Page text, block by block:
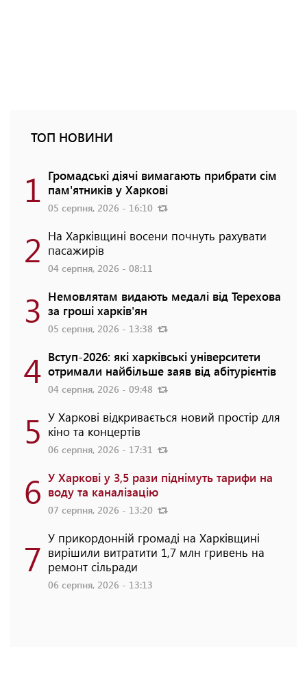
ТОП НОВИНИ
1 Громадські діячі вимагають прибрати сім
пам'ятників у Харкові
05 серпня, 2026 - 16:10
2 На Харківщині восени почнуть рахувати
пасажирів
04 серпня, 2026 - 08:11
3 Немовлятам видають медалі від Терехова
за гроші харків'ян
05 серпня, 2026 - 13:38
4 Вступ-2026: які харківські університети
отримали найбільше заяв від абітурієнтів
04 серпня, 2026 - 09:48
5 У Харкові відкривається новий простір для
кіно та концертів
06 серпня, 2026 - 17:31
6 У Харкові у 3,5 рази піднімуть тарифи на
воду та каналізацію
07 серпня, 2026 - 13:20
7 У прикордонній громаді на Харківщині
вирішили витратити 1,7 млн гривень на
ремонт сільради
06 серпня, 2026 - 13:13